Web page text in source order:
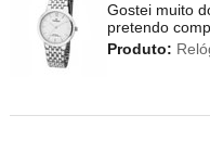
Gostei muito
pretendo
Produto: